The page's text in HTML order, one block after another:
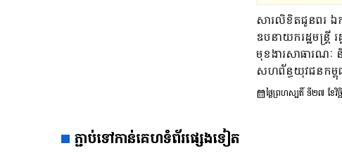
សារលិខិតជូនពរ
ឧបនាយករដ្ឋមន្ត្រី
មុខងារសាធារណៈ
សហព័ន្ធយុវជនកម្
ចម្រើនជន្មាយុ
ថ្ងៃព្រហស្បតិ៍ ទី២៧ ខែ
ភ្ជាប់ទៅកាន់គេហទំព័រផ្សេងទៀត